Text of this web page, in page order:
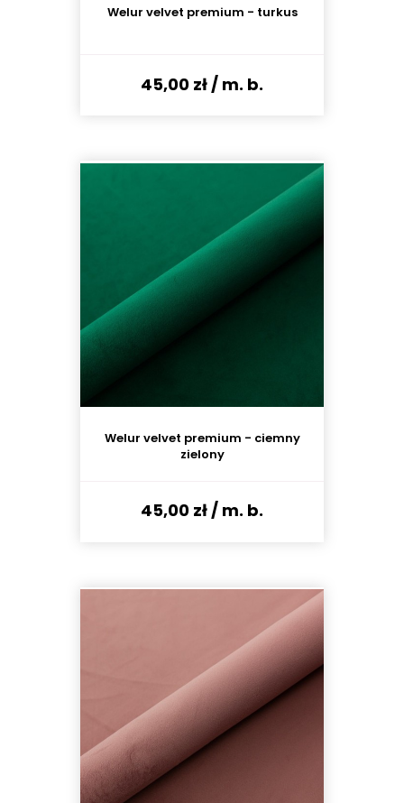
Welur velvet premium - turkus
45,00 zł / m. b.
Welur velvet premium - ciemny
zielony
45,00 zł/ m. b.